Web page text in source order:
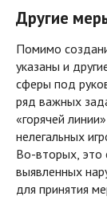
Другие
Помимо
указаны и
сферы под
ряд важных
«горячей
нелегальных
Во-вторых, это
выявленных
для принятия